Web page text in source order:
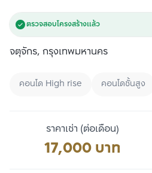
ตรวจสอบโครงสร้างแล้ว
จตุจักร, กรุงเทพมหานคร
คอนโด High rise คอนโดชั้นสูง
ราคาเช่า (ต่อเดือน)
17,000 บาท